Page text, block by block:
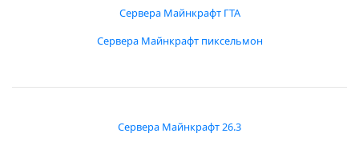
Сервера Майнкрафт ГТА
Сервера Майнкрафт пиксельмон
Сервера Майнкрафт 26.3